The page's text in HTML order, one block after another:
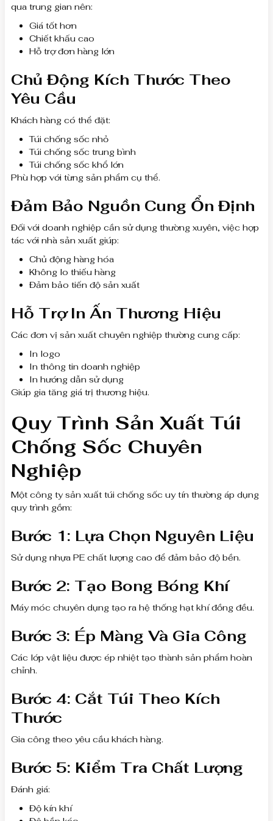
qua trung gian nên:
Giá tốt hơn
Chiết khấu cao
Hỗ trợ đơn hàng lớn
Chủ Động Kích Thước Theo
Yêu Cầu
Khách hàng có thể đặt:
Túi chống sốc nhỏ
Túi chống sốc trung bình
Túi chống sốc khổ lớn
Phù hợp với từng sản phẩm cụ thể.
Đảm Bảo Nguồn Cung Ổn Định
Đối với doanh nghiệp cần sử dụng thường xuyên, việc hợp
tác với nhà sản xuất giúp:
Chủ động hàng hóa
Không lo thiếu hàng
Đảm bảo tiến độ sản xuất
Hỗ Trợ In Ấn Thương Hiệu
Các đơn vị sản xuất chuyên nghiệp thường cung cấp:
In logo
In thông tin doanh nghiệp
In hướng dẫn sử dụng
Giúp gia tăng giá trị thương hiệu.
Quy Trình Sản Xuất Túi
Chống Sốc Chuyên
Nghiệp
Một công ty sản xuất túi chống sốc uy tín thường áp dụng
quy trình gồm:
Bước 1: Lựa Chọn Nguyên Liệu
Sử dụng nhựa PE chất lượng cao để đảm bảo độ bền.
Bước 2: Tạo Bong Bóng Khí
Máy móc chuyên dụng tạo ra hệ thống hạt khí đồng đều.
Bước 3: Ép Màng Và Gia Công
Các lớp vật liệu được ép nhiệt tạo thành sản phẩm hoàn
chỉnh.
Bước 4: Cắt Túi Theo Kích
Thước
Gia công theo yêu cầu khách hàng.
Bước 5: Kiểm Tra Chất Lượng
Đánh giá:
Độ kín khí